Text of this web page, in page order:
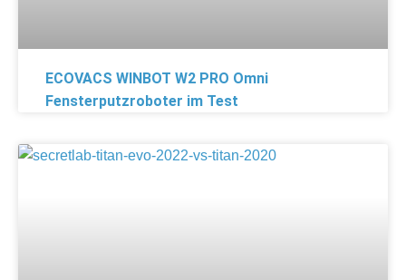
ECOVACS WINBOT W2 PRO Omni
Fensterputzroboter im Test